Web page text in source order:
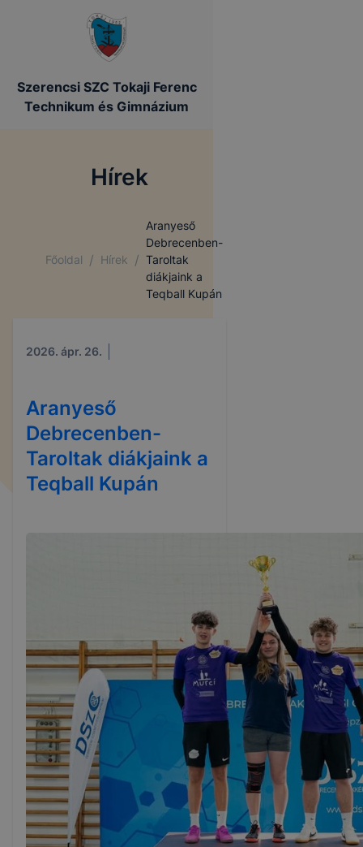
Szerencsi SZC Tokaji Ferenc
Technikum és Gimnázium
Hírek
Főoldal / Hírek /
Aranyeső
Debrecenben-
Taroltak
diákjaink a
Teqball Kupán
2026. ápr. 26.
Aranyeső
Debrecenben-
Taroltak diákjaink a
Teqball Kupán